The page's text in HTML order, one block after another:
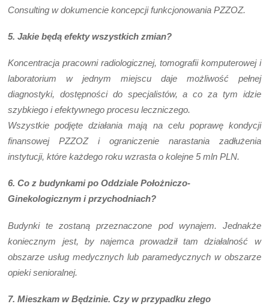
Consulting w dokumencie koncepcji funkcjonowania PZZOZ.
5. Jakie będą efekty wszystkich zmian?
Koncentracja pracowni radiologicznej, tomografii komputerowej i
laboratorium w jednym miejscu daje możliwość pełnej
diagnostyki, dostępności do specjalistów, a co za tym idzie
szybkiego i efektywnego procesu leczniczego.
Wszystkie podjęte działania mają na celu poprawę kondycji
finansowej PZZOZ i ograniczenie narastania zadłużenia
instytucji, które każdego roku wzrasta o kolejne 5 mln PLN.
6. Co z budynkami po Oddziale Położniczo-
Ginekologicznym i przychodniach?
Budynki te zostaną przeznaczone pod wynajem. Jednakże
koniecznym jest, by najemca prowadził tam działalność w
obszarze usług medycznych lub paramedycznych w obszarze
opieki senioralnej.
7. Mieszkam w Będzinie. Czy w przypadku złego